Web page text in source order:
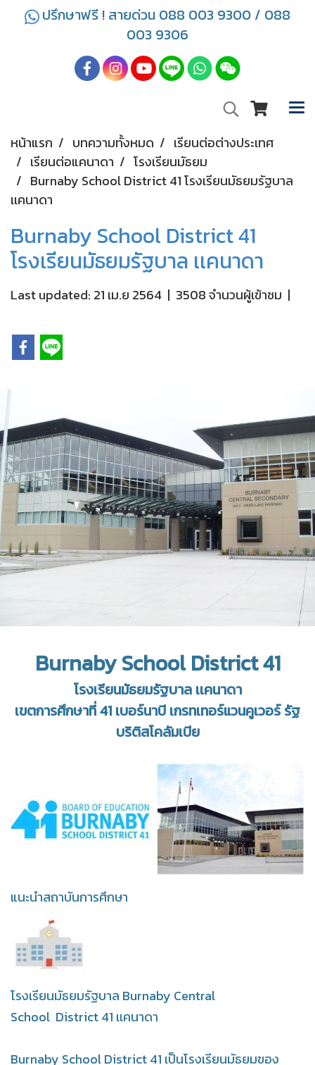
ปรึกษาฟรี ! สายด่วน 088 003 9300 / 088
003 9306
หน้าแรก บทความทั้งหมด
เรียนต่อต่างประเทศ
เรียนต่อแคนาดา
โรงเรียนมัธยม
Burnaby School District 41 โรงเรียนมัธยมรัฐบาล
เเคนาดา
Burnaby School District 41
โรงเรียนมัธยมรัฐบาล เเคนาดา
Last updated: 21 เม.ย 2564 | 3508 จำนวนผู้เข้าชม |
Burnaby School District 41
โรงเรียนมัธยมรัฐบาล เเคนาดา
เขตการศึกษาที่ 41 เบอร์นาบี เกรทเทอร์แวนคูเวอร์ รัฐ
บริติสโคลัมเบีย
แนะนำสถาบันการศึกษา
โรงเรียนมัธยมรัฐบาล Burnaby Central
School District 41 เเคนาดา
Burnaby School District 41 เป็นโรงเรียนมัธยมของ